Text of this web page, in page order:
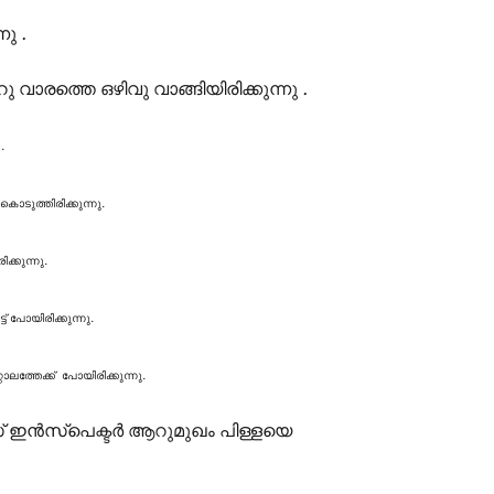
.
ഒഴിവു വാങ്ങിയിരിക്കുന്നു .
പോയിരിക്കുന്നു.
പോയിരിക്കുന്നു.
ഇൻസ്‌പെക്ടർ ആറുമുഖം പിള്ളയെ